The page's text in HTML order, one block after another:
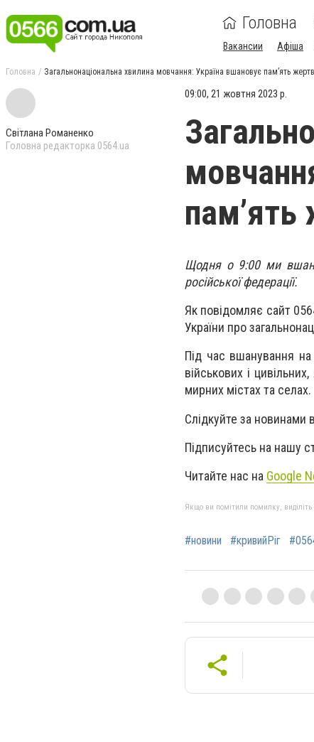
Головна
Вакансии Афіша
Головна Загальнонаціональна хвилина мовчання: Україна вшановує пам’ять
Світлана Романенко
Головна редакторка 0564.ua
09:00, 21 жовтня 2023 р.
пам’ять
Щодня о 9:00 ми
російської федерації.
Як повідомляє сайт
України про
Під час вшанування на
військових і
мирних містах та селах.
Слідкуйте за новинами в
Підписуйтесь на нашу
Читайте нас на Google
Якщо ви помітили помилку, виділіть
#новини #кривийРіг